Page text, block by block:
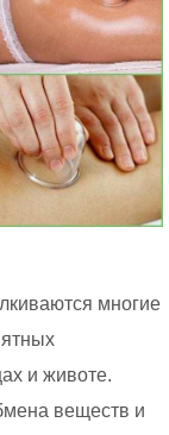
многие
и животе.
веществ и